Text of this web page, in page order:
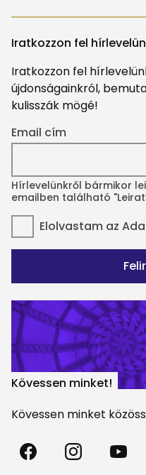
Iratkozzon fel
Iratkozzon fel
újdonságainkról,
kulisszák mögé!
Email cím
Hírlevelünkről bármikor
emailben található
Elolvastam az
Kövessen minket!
Kövessen minket
Madách
Színház
Madách
Színház
Madách
Színház